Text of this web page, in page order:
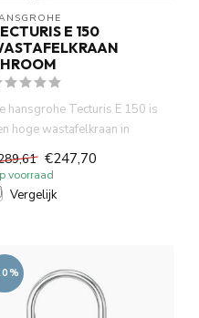
E 150
hansgrohe Tecturis E 150 is
hoge wastafelkraan in
€247,70
voorraad
Vergelijk